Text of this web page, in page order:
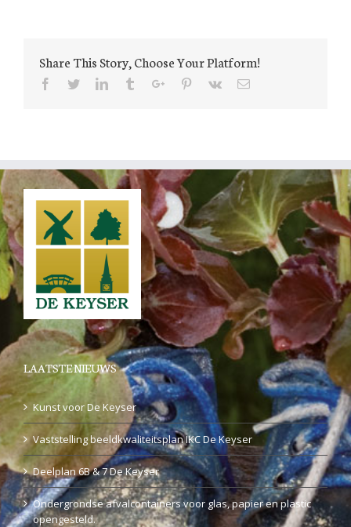
Share This Story, Choose Your Platform!
Facebook
TwitterLinkedinTumblrGoogle+Pinterest
Vk Email
LAATSTE NIEUWS
Kunst voor De Keyser
Vaststelling beeldkwaliteitsplan IKC De Keyser
Deelplan 6B & 7 De Keyser
Ondergrondse afvalcontainers voor glas, papier en plastic
opengesteld.